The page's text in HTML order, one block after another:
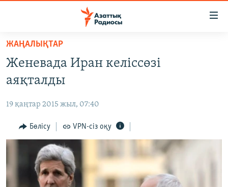
Skip
main
content
to
Navigation
Skip
Search
ҚАҢТАР ОҚИҒАСЫ
АДАМ ҚҰҚЫҚТАРЫ
ӘЛЕУМЕТ
АРНАЙЫ ЖОБАЛАР
ЖАҢАЛЫҚТАР
Женевада Иран келіссөзі
аяқталды
19 қаңтар 2015 жыл, 07:40
Бөлісу VPN-сіз оқу